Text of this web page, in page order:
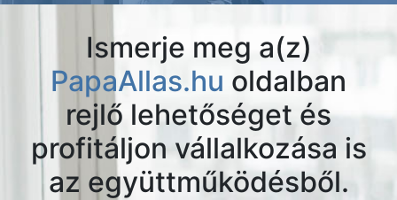
Ismerje meg a(z)
PapaAllas.hu oldalban
rejlő lehetőséget és
profitáljon vállalkozása is
az együttműködésből.